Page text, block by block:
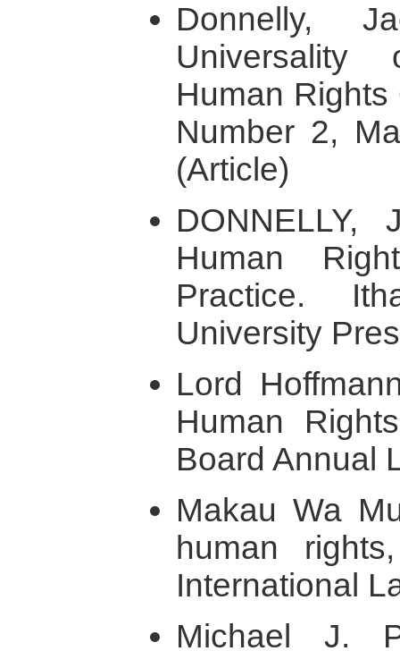
Donnelly,
Human Rights
Number 2,
(Article)
Human
Practice.
University
Lord
Human
Board Annual
Makau Wa
human
International
Michael J.